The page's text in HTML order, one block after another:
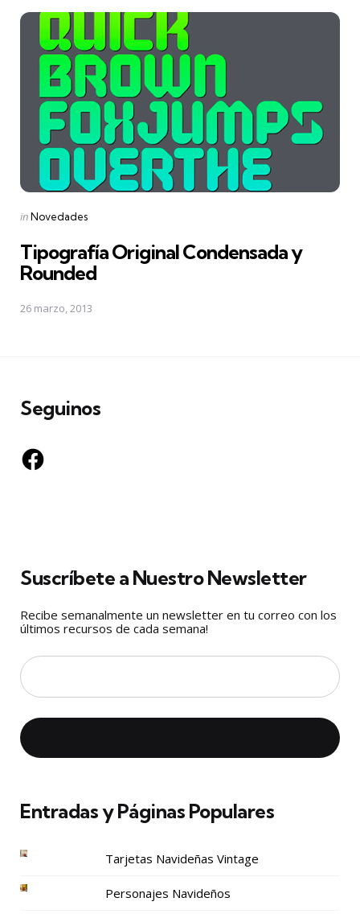
Posted
inNovedades
Tipografía Original Condensada y
Rounded
26 marzo, 2013
Seguinos
Facebook
Suscríbete a Nuestro Newsletter
Recibe semanalmente un newsletter en tu correo con los
últimos recursos de cada semana!
Entradas y Páginas Populares
Tarjetas Navideñas Vintage
Personajes Navideños